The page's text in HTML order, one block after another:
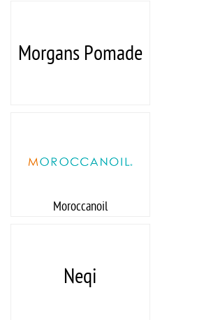
Morgans Pomade
Moroccanoil
Neqi